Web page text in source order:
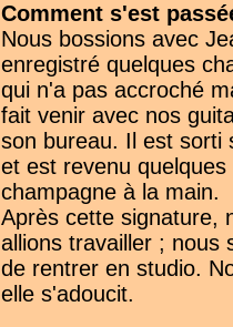
Comment s'est
Nous bossions avec
enregistré quelques
qui n'a pas accroché
fait venir avec nos
son bureau. Il est sorti
et est revenu
champagne à la main.
Après cette signature,
allions travailler ; nous
de rentrer en studio.
elle s'adoucit.